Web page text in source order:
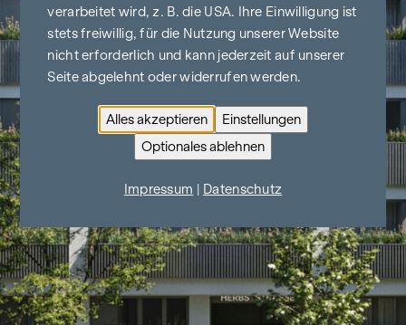
verarbeitet wird, z. B. die USA. Ihre Einwilligung ist
stets freiwillig, für die Nutzung unserer Website
nicht erforderlich und kann jederzeit auf unserer
Seite abgelehnt oder widerrufen werden.
Alles akzeptieren
Einstellungen
Optionales ablehnen
Impressum Datenschutz